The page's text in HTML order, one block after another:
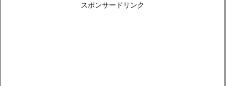
スポンサードリンク